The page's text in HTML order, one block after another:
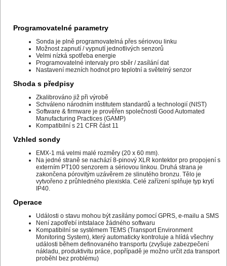
Programovatelné parametry
Sonda je plně programovatelná přes sériovou linku
Možnost zapnutí / vypnutí jednotlivých senzorů
Velmi nízká spotřeba energie
Programovatelné intervaly pro sběr / zasílání dat
Nastavení mezních hodnot pro teplotní a světelný senzor
Shoda s předpisy
Zkalibrováno již při výrobě
Schváleno národním institutem standardů a technologií (NIST)
Software & firmware je prověřen společností Good Automated
Manufacturing Practices (GAMP)
Kompatibilní s 21 CFR část 11
Vzhled sondy
EMX-1 má velmi malé rozměry (20 x 60 mm).
Na jedné straně se nachází 8-pinový XLR kontektor pro propojení s
externím PT100 senzorem a sériovou linkou. Druhá strana je
zakončena pórovitým uzávěrem ze slinutého bronzu. Tělo je
vytvořeno z průhledného plexiskla. Celé zařízení splňuje typ krytí
IP40.
Operace
Události o stavu mohou být zasílány pomocí GPRS, e-mailu a SMS
Není zapotřebí intstalace žádného softwaru
Kompatibilní se systémem TEMS (Transport Environment
Monitoring System), který automaticky kontroluje a hlídá všechny
události během definovaného transportu (zvyšuje zabezpečení
nákladu, produktivitu práce, popřípadě je možno určit zda transport
proběhl bez problému)